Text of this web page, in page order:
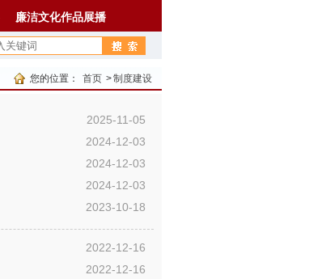
廉洁文化作品展播
您的位置： 首页 >制度建设
2025-11-05
2024-12-03
2024-12-03
2024-12-03
2023-10-18
2022-12-16
2022-12-16